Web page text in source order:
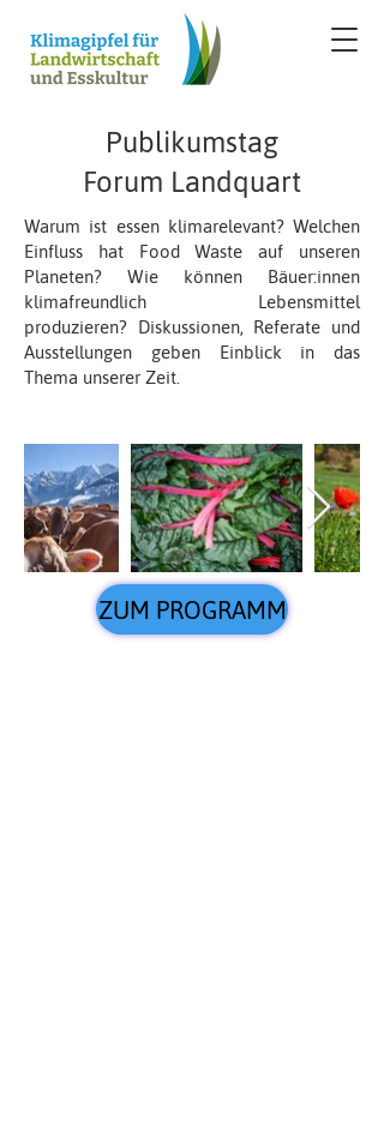
Publikumstag
Forum Landquart
Warum ist essen klimarelevant? Welchen
Einfluss hat Food Waste auf unseren
Planeten? Wie können Bäuer:innen
klimafreundlich Lebensmittel
produzieren? Diskussionen, Referate und
Ausstellungen geben Einblick in das
Thema unserer Zeit.​
ZUM PROGRAMM